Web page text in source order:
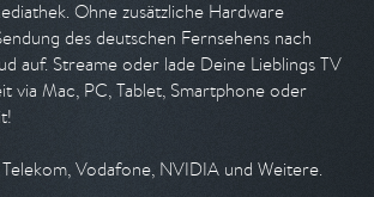
Ohne zusätzliche Hardware
des deutschen Fernsehens nach
auf. Streame oder lade Deine Lieblings TV
via Mac, PC, Tablet, Smartphone oder
Vodafone, NVIDIA und Weitere.